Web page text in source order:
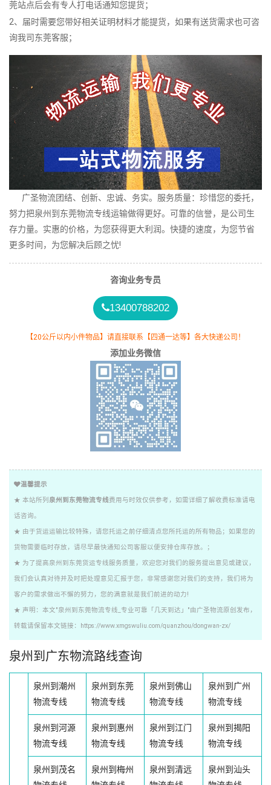
莞站点后会有专人打电话通知您提货；
2、届时需要您带好相关证明材料才能提货，如果有送货需求也可咨
询我司东莞客服；
广圣物流团结、创新、忠诚、务实。服务质量：珍惜您的委托，
努力把泉州到东莞物流专线运输做得更好。可靠的信誉，是公司生
存力量。实惠的价格，为您获得更大利润。快捷的速度，为您节省
更多时间，为您解决后顾之忧!
咨询业务专员
13400788202
【20公斤以内小件物品】请直接联系【四通一达等】各大快递公司！
添加业务微信
温馨提示
★ 本站所列 泉州到东莞物流专线费用与时效仅供参考，如需详细了解收费标准请电
话咨询。
★ 由于货运运输比较特殊，请您托运之前仔细清点您所托运的所有物品；如果您的
货物需要临时存放，请尽早最快通知公司客服以便安排仓库存放。；
★ 为了提高泉州到东莞货运专线服务质量，欢迎您对我们的服务提出意见或建议，
我们会认真对待并及时把处理意见汇报于您，非常感谢您对我们的支持，我们将为
客户的需求做出不懈的努力，您的满意就是我们前进的动力!
★ 声明：本文"泉州到东莞物流专线_专业可靠「几天到达」"由广圣物流原创发布，
转载请保留本文链接：https://www.xmgswuliu.com/quanzhou/dongwan-zx/
泉州到广东物流路线查询
泉州到潮州
物流专线
泉州到东莞
物流专线
泉州到佛山
物流专线
泉州到广州
物流专线
泉州到河源
物流专线
泉州到惠州
物流专线
泉州到江门
物流专线
泉州到揭阳
物流专线
泉州到茂名
泉州到梅州
泉州到清远
泉州到汕头